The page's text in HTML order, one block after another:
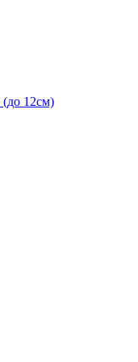
12см)